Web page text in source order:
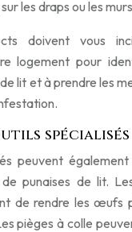
les draps ou les murs
doivent vous
logement pour
lit et à prendre les
spécialisés
peuvent
punaises de lit.
de rendre les œufs
pièges à colle